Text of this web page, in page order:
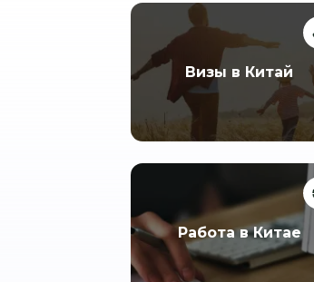
Визы в Китай
Работа в Китае